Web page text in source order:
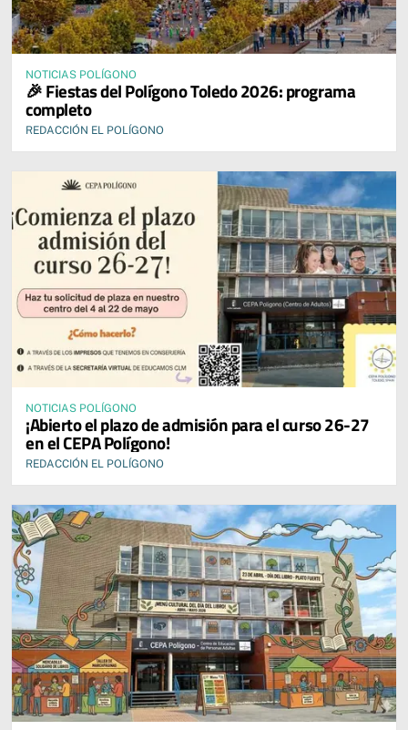
NOTICIAS POLÍGONO
🎉 Fiestas del Polígono Toledo 2026: programa
completo
REDACCIÓN EL POLÍGONO
NOTICIAS POLÍGONO
¡Abierto el plazo de admisión para el curso 26-27
en el CEPA Polígono!
REDACCIÓN EL POLÍGONO